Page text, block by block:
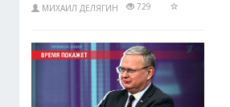
МИХАИЛ ДЕЛЯГИН 729